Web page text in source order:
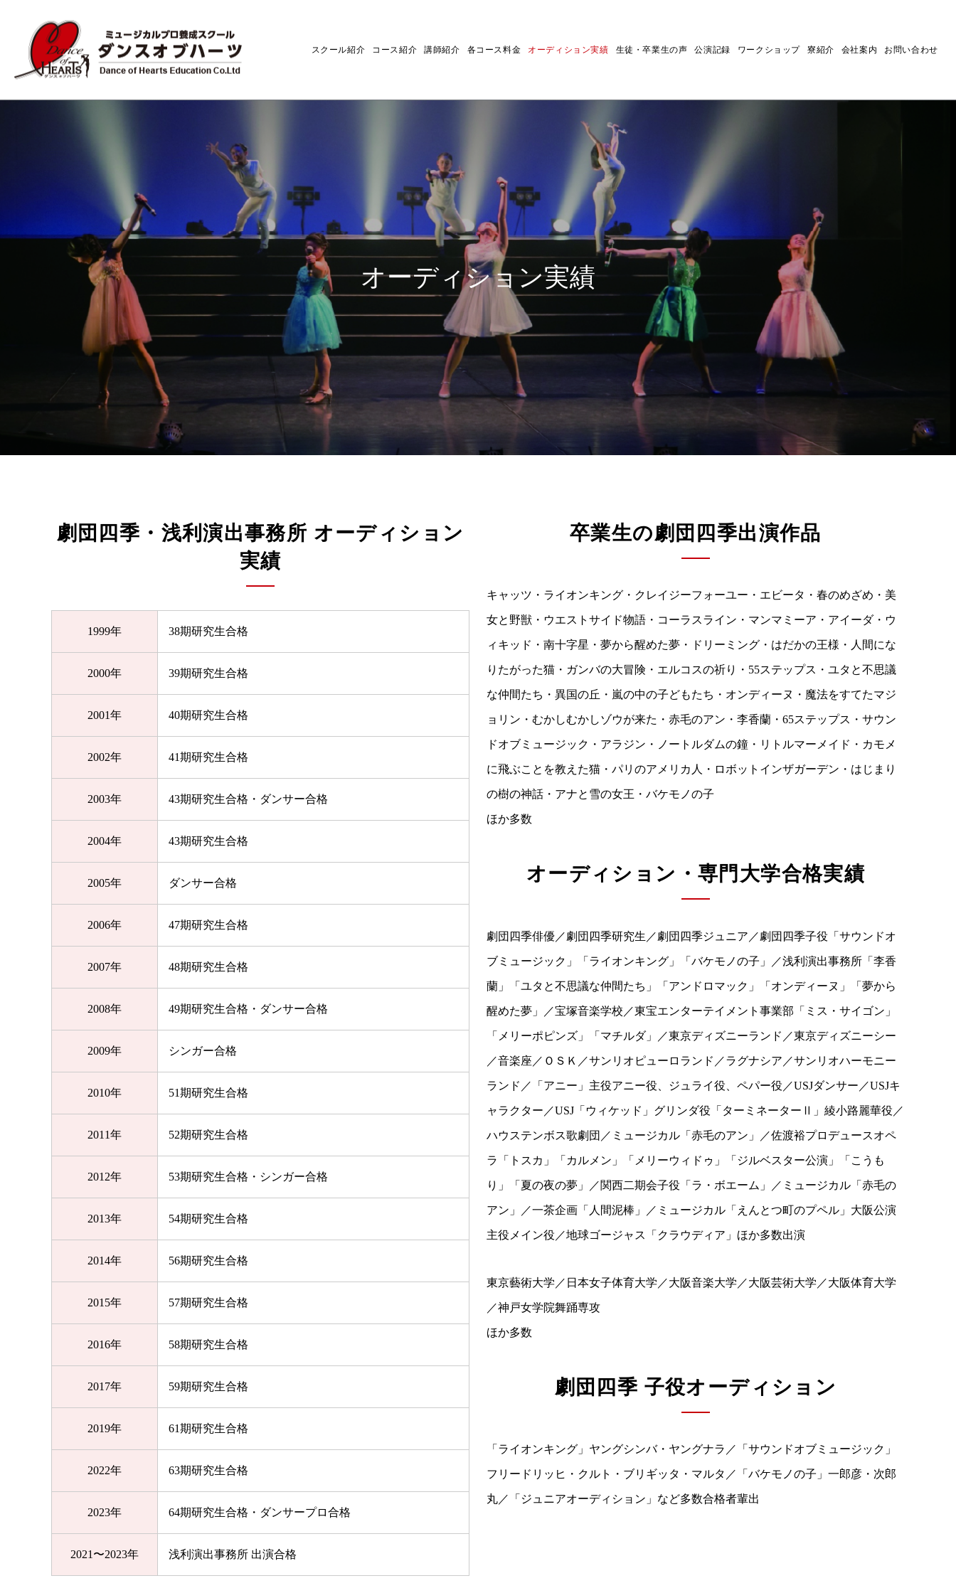
スクール紹介 コース紹介 講師紹介 各コース料金 オーディション実績 生徒・卒業生の声 公演記録 ワークショップ 寮紹介 会社案内 お問い合わせ
オーディション実績
劇団四季・浅利演出事務所 オーディション
実績
1999年 38期研究生合格
2000年 39期研究生合格
2001年 40期研究生合格
2002年 41期研究生合格
2003年 43期研究生合格・ダンサー合格
2004年 43期研究生合格
2005年 ダンサー合格
2006年 47期研究生合格
2007年 48期研究生合格
2008年 49期研究生合格・ダンサー合格
2009年 シンガー合格
2010年 51期研究生合格
2011年 52期研究生合格
2012年 53期研究生合格・シンガー合格
2013年 54期研究生合格
2014年 56期研究生合格
2015年 57期研究生合格
2016年 58期研究生合格
2017年 59期研究生合格
2019年 61期研究生合格
2022年 63期研究生合格
2023年 64期研究生合格・ダンサープロ合格
2021〜2023年 浅利演出事務所 出演合格
卒業生の劇団四季出演作品
キャッツ・ライオンキング・クレイジーフォーユー・エビータ・春のめざめ・美
女と野獣・ウエストサイド物語・コーラスライン・マンマミーア・アイーダ・ウ
ィキッド・南十字星・夢から醒めた夢・ドリーミング・はだかの王様・人間にな
りたがった猫・ガンバの大冒険・エルコスの祈り・55ステップス・ユタと不思議
な仲間たち・異国の丘・嵐の中の子どもたち・オンディーヌ・魔法をすてたマジ
ョリン・むかしむかしゾウが来た・赤毛のアン・李香蘭・65ステップス・サウン
ドオブミュージック・アラジン・ノートルダムの鐘・リトルマーメイド・カモメ
に飛ぶことを教えた猫・パリのアメリカ人・ロボットインザガーデン・はじまり
の樹の神話・アナと雪の女王・バケモノの子
ほか多数
オーディション・専門大学合格実績
劇団四季俳優／劇団四季研究生／劇団四季ジュニア／劇団四季子役「サウンドオ
ブミュージック」「ライオンキング」「バケモノの子」／浅利演出事務所「李香
蘭」「ユタと不思議な仲間たち」「アンドロマック」「オンディーヌ」「夢から
醒めた夢」／宝塚音楽学校／東宝エンターテイメント事業部「ミス・サイゴン」
「メリーポピンズ」「マチルダ」／東京ディズニーランド／東京ディズニーシー
／音楽座／ＯＳＫ／サンリオピューロランド／ラグナシア／サンリオハーモニー
ランド／「アニー」主役アニー役、ジュライ役、ペパー役／USJダンサー／USJキ
ャラクター／USJ「ウィケッド」グリンダ役「ターミネーターⅡ」綾小路麗華役／
ハウステンボス歌劇団／ミュージカル「赤毛のアン」／佐渡裕プロデュースオペ
ラ「トスカ」「カルメン」「メリーウィドゥ」「ジルベスター公演」「こうも
り」「夏の夜の夢」／関西二期会子役「ラ・ボエーム」／ミュージカル「赤毛の
アン」／一茶企画「人間泥棒」／ミュージカル「えんとつ町のプペル」大阪公演
主役メイン役／地球ゴージャス「クラウディア」ほか多数出演
東京藝術大学／日本女子体育大学／大阪音楽大学／大阪芸術大学／大阪体育大学
／神戸女学院舞踊専攻
ほか多数
劇団四季 子役オーディション
「ライオンキング」ヤングシンバ・ヤングナラ／「サウンドオブミュージック」
フリードリッヒ・クルト・ブリギッタ・マルタ／「バケモノの子」一郎彦・次郎
丸／「ジュニアオーディション」など多数合格者輩出